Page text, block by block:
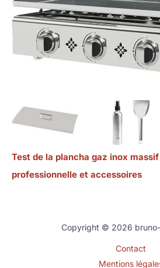
Test de la plancha gaz inox
professionnelle et accessoires
Copyright © 2026
Contact
Mentions